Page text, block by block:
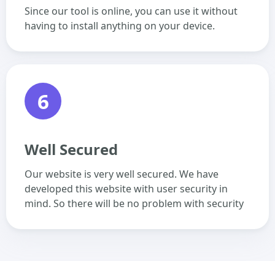
Since our tool is online, you can use it without
having to install anything on your device.
6
Well Secured
Our website is very well secured. We have
developed this website with user security in
mind. So there will be no problem with security